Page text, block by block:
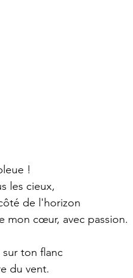
!
les cieux,
de l'horizon
mon cœur, avec passion.
sur ton flanc
du vent.